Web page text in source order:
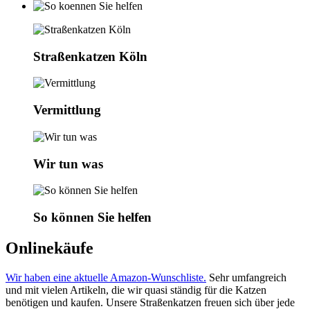
Straßenkatzen Köln
Vermittlung
Wir tun was
So können Sie helfen
Onlinekäufe
Wir haben eine aktuelle Amazon-Wunschliste. Sehr umfangreich
und mit vielen Artikeln, die wir quasi ständig für die Katzen
benötigen und kaufen. Unsere Straßenkatzen freuen sich über jede